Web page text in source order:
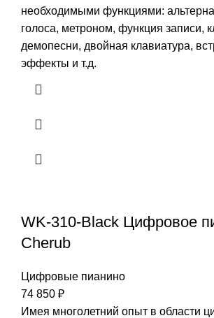
необходимыми функциями:
голоса, метроном, функция записи,
демопесни, двойная клавиатура,
эффекты и т.д.
WK-310-Black Цифровое
Cherub
Цифровые пианино
74 850 ₽
Имея многолетний опыт в области